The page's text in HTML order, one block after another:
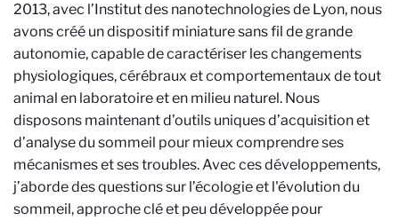
2013, avec l’Institut des nanotechnologies de Lyon, nous
avons créé un dispositif miniature sans fil de grande
autonomie, capable de caractériser les changements
physiologiques, cérébraux et comportementaux de tout
animal en laboratoire et en milieu naturel. Nous
disposons maintenant d’outils uniques d’acquisition et
d’analyse du sommeil pour mieux comprendre ses
mécanismes et ses troubles. Avec ces développements,
j’aborde des questions sur l’écologie et l'évolution du
sommeil, approche clé et peu développée pour